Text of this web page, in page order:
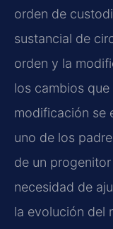
orden de
sustancial de
orden y la
los cambios
modificación se
uno de los
de un
necesidad de
la evolución del